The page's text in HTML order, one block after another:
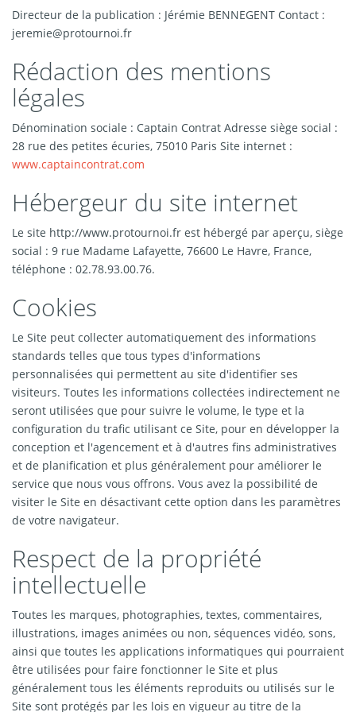
Directeur de la publication : Jérémie BENNEGENT Contact :
jeremie@protournoi.fr
Rédaction des mentions
légales
Dénomination sociale : Captain Contrat Adresse siège social :
28 rue des petites écuries, 75010 Paris Site internet :
www.captaincontrat.com
Hébergeur du site internet
Le site http://www.protournoi.fr est hébergé par aperçu, siège
social : 9 rue Madame Lafayette, 76600 Le Havre, France,
téléphone : 02.78.93.00.76.
Cookies
Le Site peut collecter automatiquement des informations
standards telles que tous types d'informations
personnalisées qui permettent au site d'identifier ses
visiteurs. Toutes les informations collectées indirectement ne
seront utilisées que pour suivre le volume, le type et la
configuration du trafic utilisant ce Site, pour en développer la
conception et l'agencement et à d'autres fins administratives
et de planification et plus généralement pour améliorer le
service que nous vous offrons. Vous avez la possibilité de
visiter le Site en désactivant cette option dans les paramètres
de votre navigateur.
Respect de la propriété
intellectuelle
Toutes les marques, photographies, textes, commentaires,
illustrations, images animées ou non, séquences vidéo, sons,
ainsi que toutes les applications informatiques qui pourraient
être utilisées pour faire fonctionner le Site et plus
généralement tous les éléments reproduits ou utilisés sur le
Site sont protégés par les lois en vigueur au titre de la